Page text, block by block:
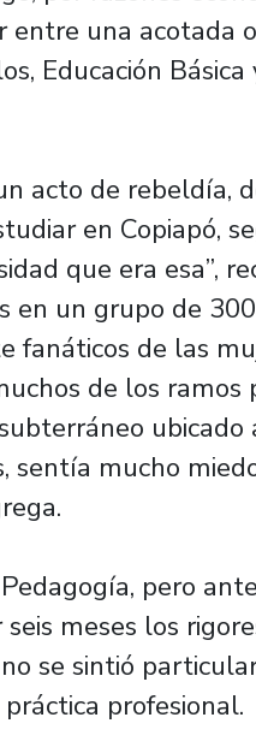
una acotada
Educación
acto de rebeldía,
en Copiapó,
que era esa”,
en un grupo de
fanáticos de las
de los
sentía mucho
pero
meses los
se sintió
profesional.